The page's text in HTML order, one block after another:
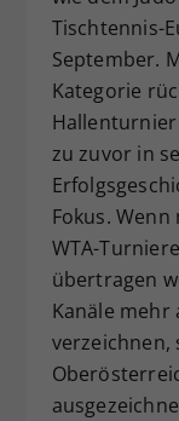
Tischtennis-
September.
Kategorie
zu zuvor in
Fokus.
WTA-
übertragen
Kanäle mehr